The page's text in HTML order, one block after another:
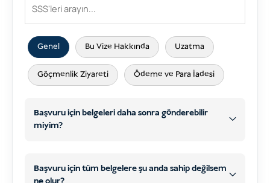
Genel Bu Vize Hakkında Uzatma
Göçmenlik Ziyareti Ödeme ve Para İadesi
Başvuru için belgeleri daha sonra gönderebilir
miyim?
Başvuru için tüm belgelere şu anda sahip değilsem